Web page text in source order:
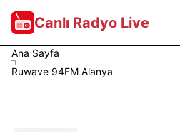
Canlı Radyo Live
Ana Sayfa
Ruwave 94FM Alanya